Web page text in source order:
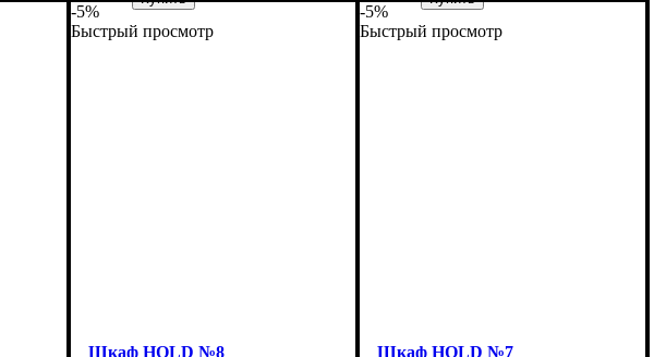
-5%
Быстрый просмотр
Шкаф НOLD №8
-5%
Быстрый просмотр
Шкаф НOLD №7